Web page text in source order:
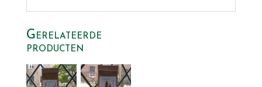
Gerelateerde
producten